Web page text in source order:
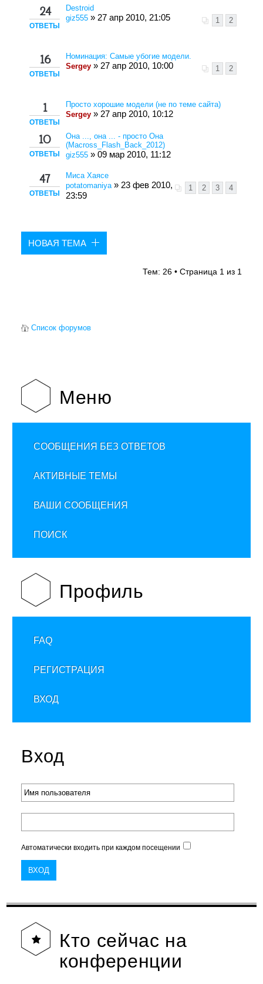
24
ОТВЕТЫ
Destroid
1
2
giz555 » 27 апр 2010, 21:05
16
ОТВЕТЫ
Номинация: Самые убогие модели.
1
2
Sergey » 27 апр 2010, 10:00
1
ОТВЕТЫ
Просто хорошие модели (не по теме сайта)
Sergey » 27 апр 2010, 10:12
10
ОТВЕТЫ
Она ..., она ... - просто Она
(Macross_Flash_Back_2012)
giz555 » 09 мар 2010, 11:12
47
ОТВЕТЫ
Миса Хаясе
1
2 3 4
potatomaniya» 23 фев 2010,
23:59
НОВАЯ ТЕМА
Тем: 26 • Страница 1из 1
Список форумов
Меню
СООБЩЕНИЯ БЕЗ ОТВЕТОВ
АКТИВНЫЕ ТЕМЫ
ВАШИ СООБЩЕНИЯ
ПОИСК
Профиль
FAQ
РЕГИСТРАЦИЯ
ВХОД
Вход
Автоматически входить при каждом посещении
Кто сейчас на
конференции